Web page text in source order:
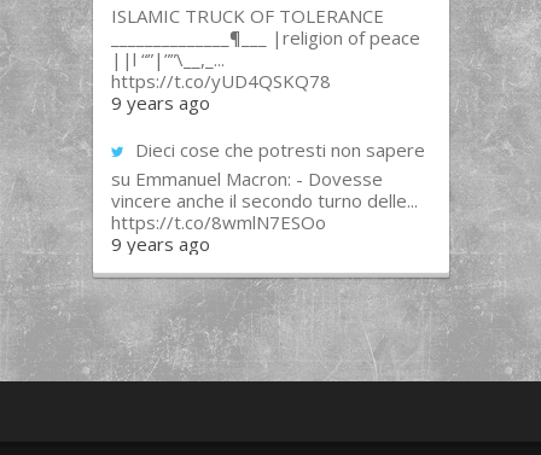
ISLAMIC TRUCK OF TOLERANCE
______________¶___ |religion of peace
||l “”|””\__,_...
https://t.co/yUD4QSKQ78
9 years ago
Dieci cose che potresti non sapere
su Emmanuel Macron: - Dovesse
vincere anche il secondo turno delle...
https://t.co/8wmlN7ESOo
9 years ago